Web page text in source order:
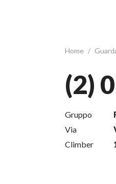
Home /
(2)
Gruppo
Via
Climber